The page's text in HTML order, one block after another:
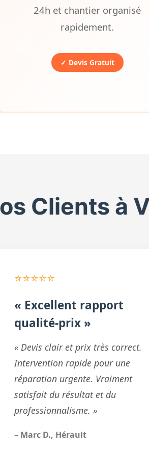
24h et chantier organisé
rapidement.
✓ Devis Gratuit
Clients à
⭐⭐⭐⭐⭐
« Excellent rapport
qualité-prix »
« Devis clair et prix très correct.
Intervention rapide pour une
réparation urgente. Vraiment
satisfait du résultat et du
professionnalisme. »
– Marc D., Hérault